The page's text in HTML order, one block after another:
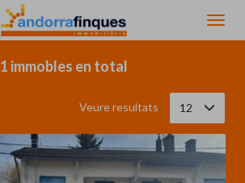
1 immobles en total
Veure resultats 12